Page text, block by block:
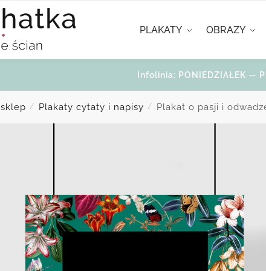
PLAKATY OBRAZY
Infolinia: PONIEDZIAŁEK —
sklep / Plakaty cytaty i napisy / Plakat o pasji i